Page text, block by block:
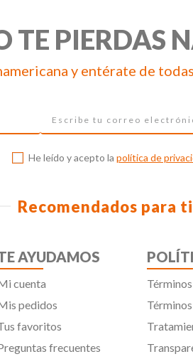
TE PIERDAS
y entérate de
He leído y acepto la política de
Recomendados para ti
AYUDAMOS
cuenta
pedidos
favoritos
frecuentes